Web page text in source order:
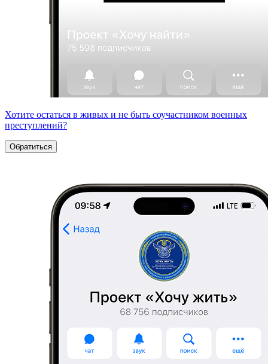
Хотите остаться в живых и не быть соучастником военных
преступлений?
Обратиться